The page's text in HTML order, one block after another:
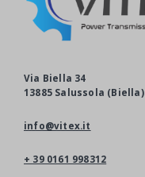
Via Biella 34
13885 Salussola (Biella)
info@vitex.it
+ 39 0161 998312